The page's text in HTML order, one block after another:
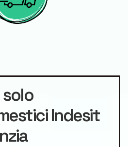
solo
Indesit